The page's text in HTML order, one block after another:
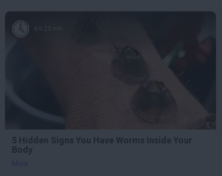
6 h 25 min
5 Hidden Signs You Have Worms Inside Your
Body
More